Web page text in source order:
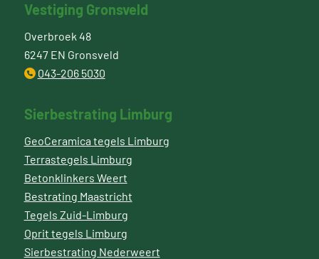
Vestiging Gronsveld
Overbroek 48
6247 EN Gronsveld
043-206 5030
Sierbestrating Limburg
GeoCeramica tegels Limburg
Terrastegels Limburg
Betonklinkers Weert
Bestrating Maastricht
Tegels Zuid-Limburg
Oprit tegels Limburg
Sierbestrating Nederweert